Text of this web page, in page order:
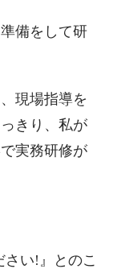
備をして研
現場指導を
きり、私が
実務研修が
さい!』とのこ